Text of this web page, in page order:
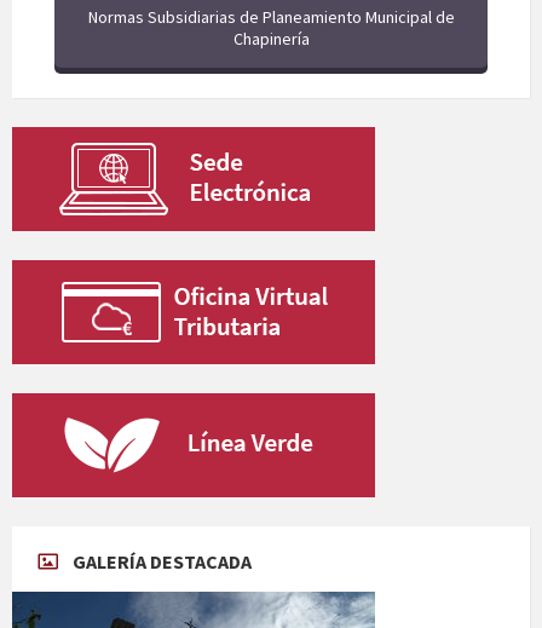
Normas Subsidiarias de Planeamiento Municipal de
Chapinería
GALERÍA DESTACADA